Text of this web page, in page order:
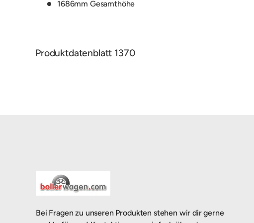
1686mm Gesamthöhe
Produktdatenblatt 1370
Bei Fragen zu unseren Produkten stehen wir dir gerne